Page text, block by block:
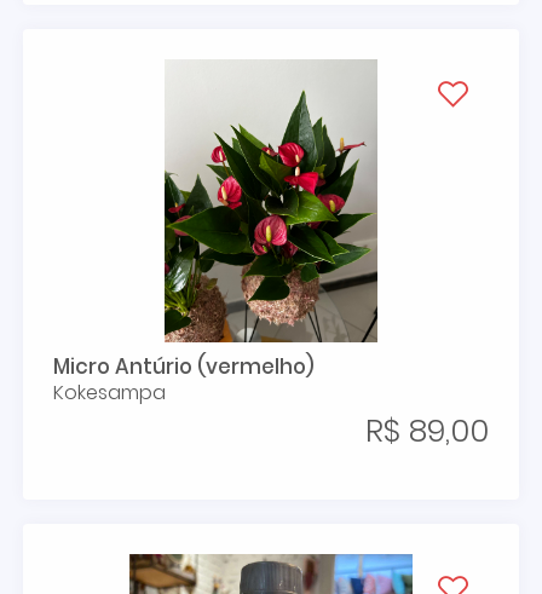
Micro Antúrio (vermelho)
Kokesampa
R$ 89,00